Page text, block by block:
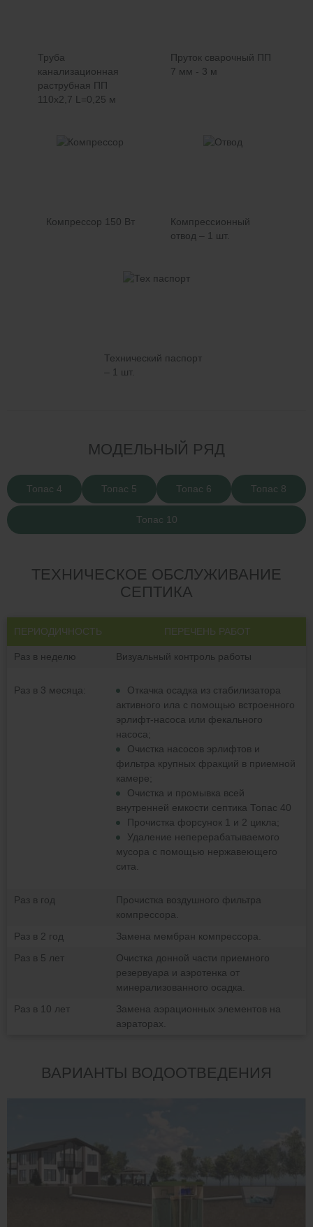
Труба
канализационная
раструбная ПП
110х2,7 L=0,25 м
Пруток сварочный ПП
7 мм - 3 м
Компрессор 150 Вт
Компрессионный
отвод – 1 шт.
Технический паспорт
– 1 шт.
МОДЕЛЬНЫЙ РЯД
Топас 4 Топас 5 Топас 6 Топас 8
Топас 10
ТЕХНИЧЕСКОЕ ОБСЛУЖИВАНИЕ
СЕПТИКА
ПЕРИОДИЧНОСТЬ ПЕРЕЧЕНЬ РАБОТ
Раз в неделю Визуальный контроль работы
Раз в 3 месяца:
Откачка осадка из стабилизатора
активного ила с помощью встроенного
эрлифт-насоса или фекального
насоса;
Очистка насосов эрлифтов и
фильтра крупных фракций в приемной
камере;
Очистка и промывка всей
внутренней емкости септика Топас 40
Прочистка форсунок 1 и 2 цикла;
Удаление неперерабатываемого
мусора с помощью нержавеющего
сита.
Раз в год
Прочистка воздушного фильтра
компрессора.
Раз в 2 год
Замена мембран компрессора.
Раз в 5 лет
Очистка донной части приемного
резервуара и аэротенка от
минерализованного осадка.
Раз в 10 лет
Замена аэрационных элементов на
аэраторах.
ВАРИАНТЫ ВОДООТВЕДЕНИЯ